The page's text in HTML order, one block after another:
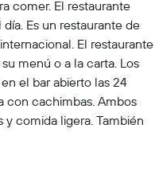
comer. El restaurante
Es un restaurante de
El restaurante
menú o a la carta. Los
el bar abierto las 24
con cachimbas. Ambos
comida ligera. También